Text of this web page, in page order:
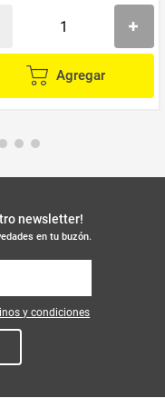
Agregar
newsletter!
en tu buzón.
y condiciones